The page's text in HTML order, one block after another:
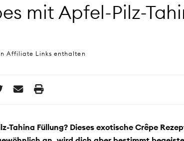
mit Apfel-Pilz-
Affiliate Links enthalten
Tahina Füllung? Dieses exotische Crêpe